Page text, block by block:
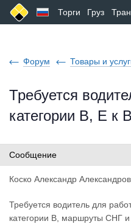
Торги Груз
Форум Товары и
Требуется
категории В, Е к В
Сообщение
Коско Александр
Требуется водитель для
категории В, маршруты СНГ